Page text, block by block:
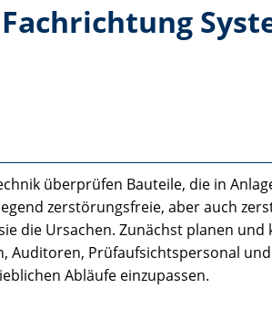
überprüfen Bauteile, die in
zerstörungsfreie, aber auch
die Ursachen. Zunächst planen
Prüfaufsichtspersonal
Abläufe einzupassen.